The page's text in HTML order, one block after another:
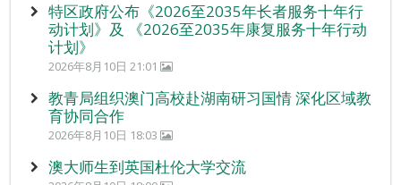
特区政府公布《2026至2035年长者服务十年行
动计划》及 《2026至2035年康复服务十年行动
计划》
2026年8月10日 21:01
教青局组织澳门高校赴湖南研习国情 深化区域教
育协同合作
2026年8月10日 18:03
澳大师生到英国杜伦大学交流